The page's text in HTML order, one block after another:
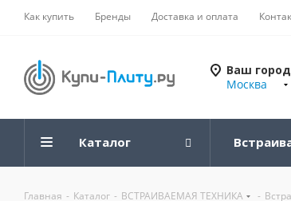
Как купить Бренды Доставка и оплата
Ваш город
Москва
Каталог
Главная - Каталог - ВСТРАИВАЕМАЯ ТЕХНИКА -